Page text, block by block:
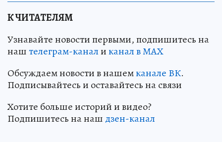
К ЧИТАТЕЛЯМ
Узнавайте новости первыми, подпишитесь на
наштелеграм-каналиканал в МАХ
Обсуждаем новости в нашемканале ВК.
Подписывайтесь и оставайтесь на связи
Хотите больше историй и видео?
Подпишитесь на наш дзен-канал